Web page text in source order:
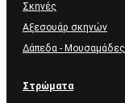
Σκηνές
Αξεσουάρ σκηνών
Δάπεδα - Μουσαμάδες
Στρώματα